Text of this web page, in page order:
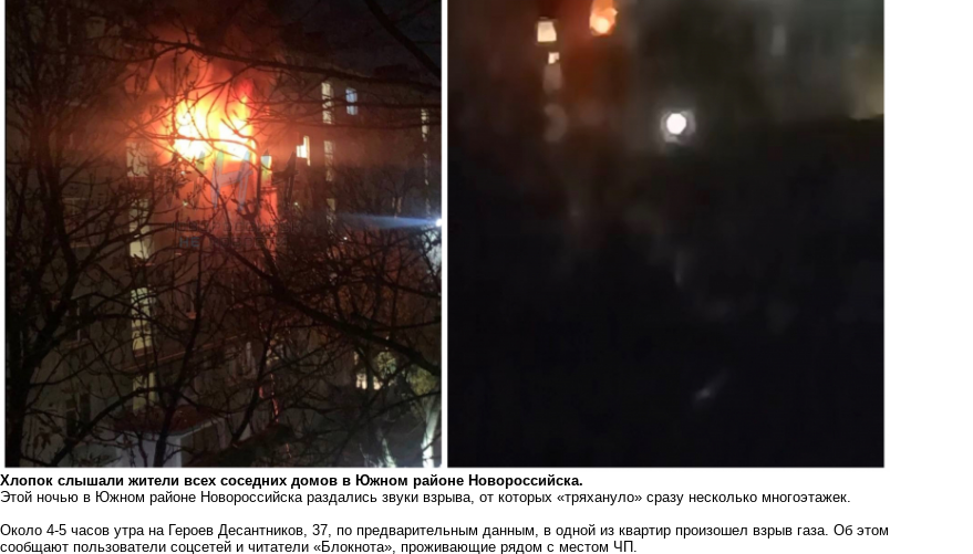
Хлопок слышали жители всех соседних домов в Южном районе Новороссийска.
Этой ночью в Южном районе Новороссийска раздались звуки взрыва, от которых «тряхануло» сразу несколько многоэтажек.
Около 4-5 часов утра на Героев Десантников, 37, по предварительным данным, в одной из квартир произошел взрыв газа. Об этом
сообщают пользователи соцсетей и читатели «Блокнота», проживающие рядом с местом ЧП.